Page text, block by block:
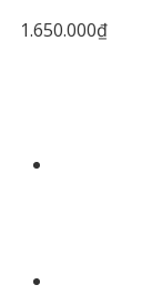
1.650.000₫